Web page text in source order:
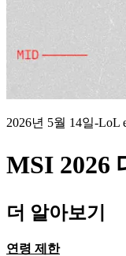
2026년 5월 14일-LoL
MSI 2026
더 알아보기
연령 제한